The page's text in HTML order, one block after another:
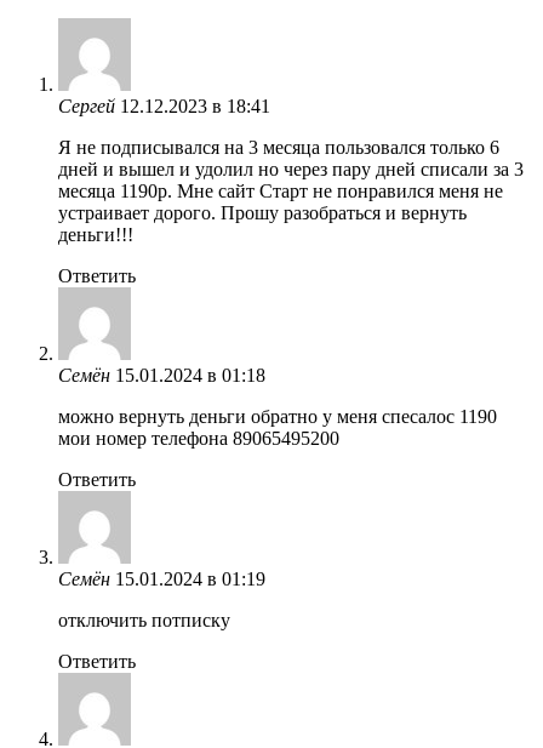
Сергей 12.12.2023 в 18:41
Я не подписывался на 3 месяца пользовался только 6
дней и вышел и удолил но через пару дней списали за 3
месяца 1190р. Мне сайт Старт не понравился меня не
устраивает дорого. Прошу разобраться и вернуть
деньги!!!
Ответить
Семён 15.01.2024 в 01:18
можно вернуть деньги обратно у меня спесалос 1190
мои номер телефона 89065495200
Ответить
Семён 15.01.2024 в 01:19
отключить потписку
Ответить